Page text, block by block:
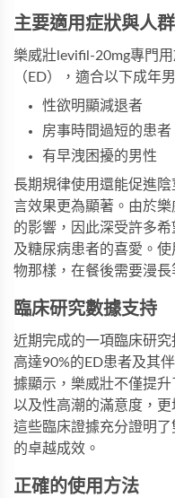
主要適用症狀與人群
樂威壯levifil-20mg專門
（ED），適合以下成年
性欲明顯減退者
房事時間過短的患者
有早洩困擾的男性
長期規律使用還能促進
言效果更為顯著。由於
的影響，因此深受許多
及糖尿病患者的喜愛。
物那樣，在餐後需要漫長
臨床研究數據支持
近期完成的一項臨床研
高達90%的ED患者及其
據顯示，樂威壯不僅提
以及性高潮的滿意度，
這些臨床證據充分證明了
的卓越成效。
正確的使用方法